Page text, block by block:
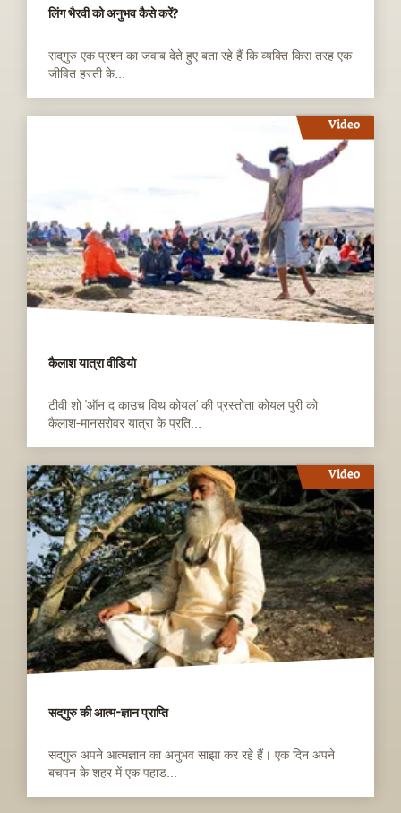
लिंग भैरवी को अनुभव कैसे करें?
सद्‌गुरु एक प्रश्न का जवाब देते हुए बता रहे हैं कि ‍व्यक्ति किस तरह एक
जीवित हस्ती के...
Video
कैलाश यात्रा वीडियो
टीवी शो ‘ऑन द काउच विथ कोयल’ की प्रस्तोता कोयल पुरी को
कैलाश-मानसरोवर यात्रा के प्रति...
Video
सद्‌गुरु की आत्म-ज्ञान प्राप्ति
सद्‌गुरु अपने आत्मज्ञान का अनुभव साझा कर रहे हैं। एक दिन अपने
बचपन के शहर में एक पहाड...